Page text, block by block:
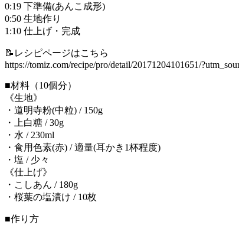
0:19 下準備(あんこ成形)
0:50 生地作り
1:10 仕上げ・完成
📝レシピページはこちら
https://tomiz.com/recipe/pro/detail/20171204101651/
■材料（10個分）
《生地》
・道明寺粉(中粒) / 150g
・上白糖 / 30g
・水 / 230ml
・食用色素(赤) / 適量(耳かき1杯程度)
・塩 / 少々
《仕上げ》
・こしあん / 180g
・桜葉の塩漬け / 10枚
■作り方